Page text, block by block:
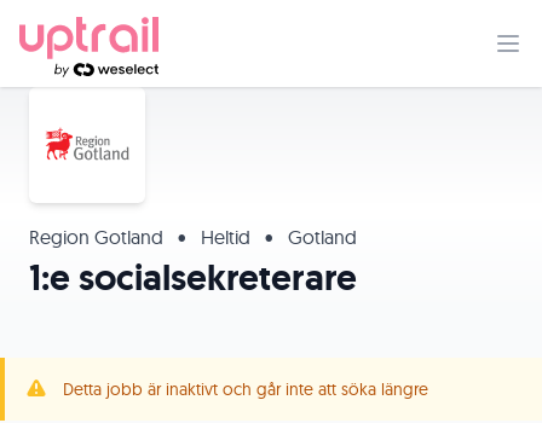
Region Gotland • Heltid • Gotland
1:e socialsekreterare
Detta jobb är inaktivt och går inte att söka längre